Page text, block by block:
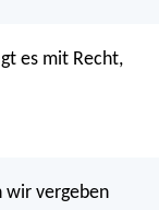
es mit Recht,
wir vergeben